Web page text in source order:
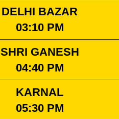
DELHI BAZAR
03:10 PM
SHRI GANESH
04:40 PM
KARNAL
05:30 PM